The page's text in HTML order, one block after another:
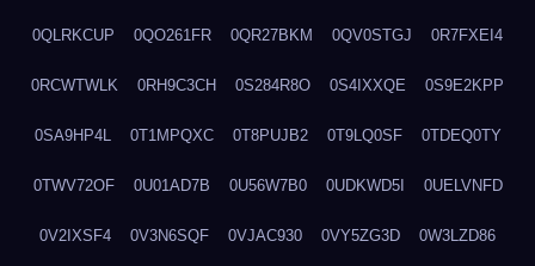
0QLRKCUP 0QO261FR 0QR27BKM 0QV0STGJ 0R7FXEI4
0RCWTWLK 0RH9C3CH 0S284R8O 0S4IXXQE 0S9E2KPP
0SA9HP4L 0T1MPQXC 0T8PUJB2 0T9LQ0SF 0TDEQ0TY
0TWV72OF 0U01AD7B 0U56W7B0 0UDKWD5I 0UELVNFD
0V2IXSF4 0V3N6SQF 0VJAC930 0VY5ZG3D 0W3LZD86